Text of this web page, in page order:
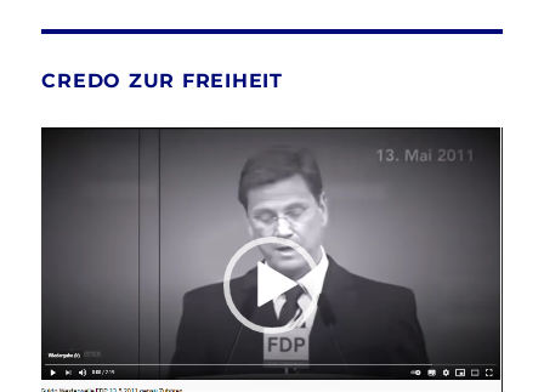
CREDO ZUR FREIHEIT